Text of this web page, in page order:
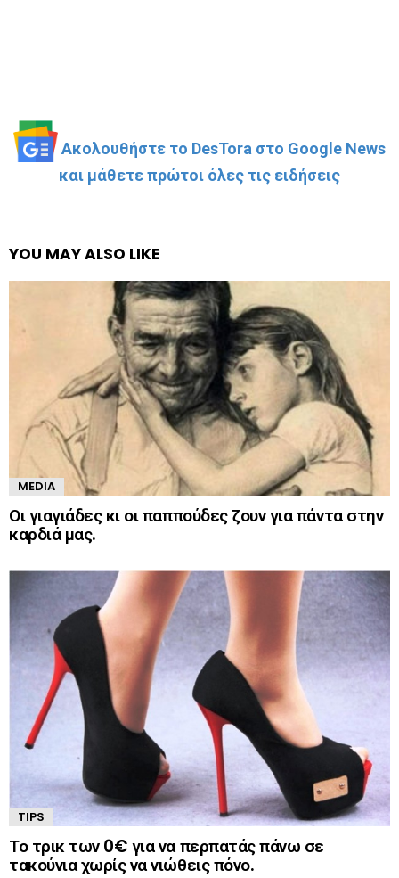
Ακολουθήστε το DesTora στο Google News
και μάθετε πρώτοι όλες τις ειδήσεις
YOU MAY ALSO LIKE
MEDIA
Οι γιαγιάδες κι οι παππούδες ζουν για πάντα στην
καρδιά μας.
TIPS
Το τρικ των 0€ για να περπατάς πάνω σε
τακούνια χωρίς να νιώθεις πόνο.